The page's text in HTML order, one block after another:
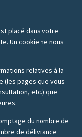
placé dans votre
Un cookie ne nous
relatives à la
(les pages que vous
etc.) que
du nombre de
de délivrance